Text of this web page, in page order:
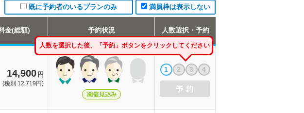
満員枠は表示しない
既に予約者のいるプランのみ
金(総額) 予約状況 人数選択・予約
14,900円
(税別 12,719円)
1 2 3 4
人数を選択した後、「予約」ボタンをクリックしてください